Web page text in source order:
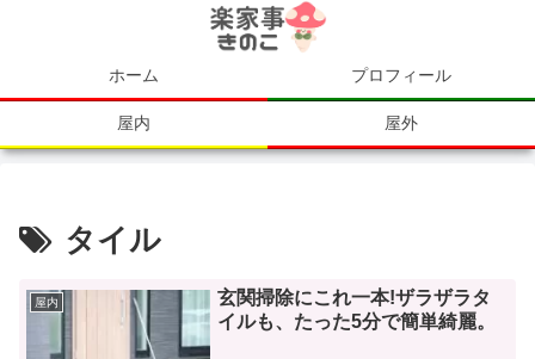
ホーム プロフィール
屋内 屋外
タイル
屋内
玄関掃除にこれ一本!ザラザラタ
イルも、たった5分で簡単綺麗。